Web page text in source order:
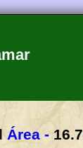
Área -